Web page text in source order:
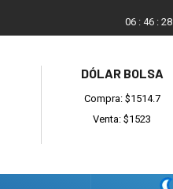
06 : 46 : 29
DÓLAR BOLSA
Compra: $1514.7
Venta: $1523